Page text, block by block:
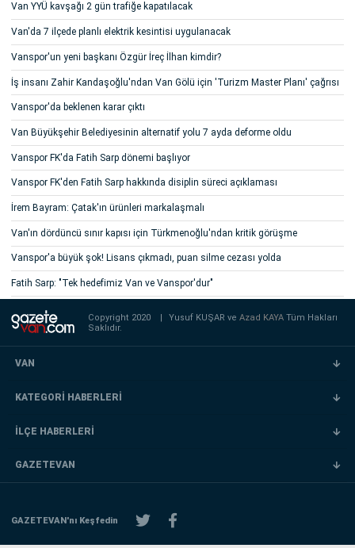
Van YYÜ kavşağı 2 gün trafiğe kapatılacak
Van'da 7 ilçede planlı elektrik kesintisi uygulanacak
Vanspor'un yeni başkanı Özgür İreç İlhan kimdir?
İş insanı Zahir Kandaşoğlu'ndan Van Gölü için 'Turizm Master Planı' çağrısı
Vanspor'da beklenen karar çıktı
Van Büyükşehir Belediyesinin alternatif yolu 7 ayda deforme oldu
Vanspor FK'da Fatih Sarp dönemi başlıyor
Vanspor FK'den Fatih Sarp hakkında disiplin süreci açıklaması
İrem Bayram: Çatak'ın ürünleri markalaşmalı
Van'ın dördüncü sınır kapısı için Türkmenoğlu'ndan kritik görüşme
Vanspor'a büyük şok! Lisans çıkmadı, puan silme cezası yolda
Fatih Sarp: "Tek hedefimiz Van ve Vanspor'dur"
Copyright 2020 | Yusuf KUŞAR veAzad KAYATüm Hakları
Saklıdır.
VAN
KATEGORİ HABERLERİ
İLÇE HABERLERİ
GAZETEVAN
GAZETEVAN'nı Keşfedin